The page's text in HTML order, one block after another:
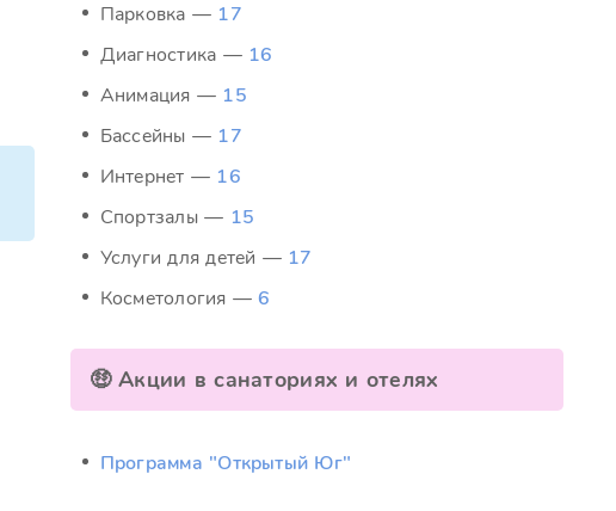
Парковка — 17
Диагностика — 16
Анимация — 15
Бассейны — 17
Интернет — 16
Спортзалы — 15
Услуги для детей — 17
Косметология —6
🤑 Акции в санаториях и отелях
Программа "Открытый Юг"